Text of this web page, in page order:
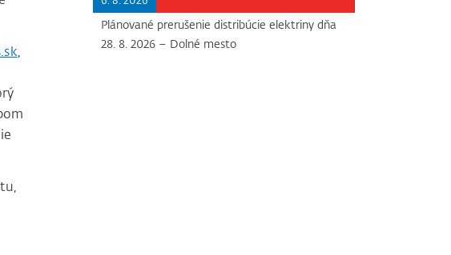
,
Plánované prerušenie distribúcie elektriny dňa
28. 8. 2026 – Dolné mesto